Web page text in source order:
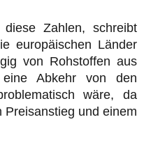
Zahlen, schreibt
europäischen Länder
von Rohstoffen aus
Abkehr von den
wäre, da
und einem